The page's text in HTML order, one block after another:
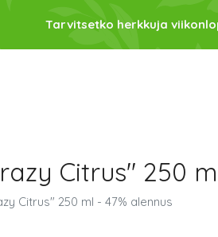
Tarvitsetko herkkuja
Citrus" 250
Citrus" 250 ml - 47% alennus